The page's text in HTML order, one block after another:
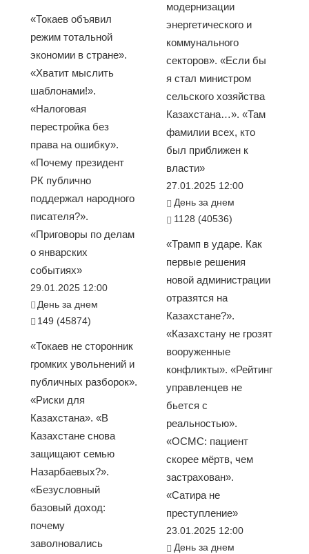
«Токаев объявил
режим тотальной
экономии в стране».
«Хватит мыслить
шаблонами!».
«Налоговая
перестройка без
права на ошибку».
«Почему президент
РК публично
поддержал народного
писателя?».
«Приговоры по делам
о январских
событиях»
29.01.2025 12:00
День за днем
149 (45874)
«Токаев не сторонник
громких увольнений и
публичных разборок».
«Риски для
Казахстана». «В
Казахстане снова
защищают семью
Назарбаевых?».
«Безусловный
базовый доход:
почему
заволновались
модернизации
энергетического и
коммунального
секторов». «Если бы
я стал министром
сельского хозяйства
Казахстана…». «Там
фамилии всех, кто
был приближен к
власти»
27.01.2025 12:00
День за днем
1128 (40536)
«Трамп в ударе. Как
первые решения
новой администрации
отразятся на
Казахстане?».
«Казахстану не грозят
вооруженные
конфликты». «Рейтинг
управленцев не
бьется с
реальностью».
«ОСМС: пациент
скорее мёртв, чем
застрахован».
«Сатира не
преступление»
23.01.2025 12:00
День за днем